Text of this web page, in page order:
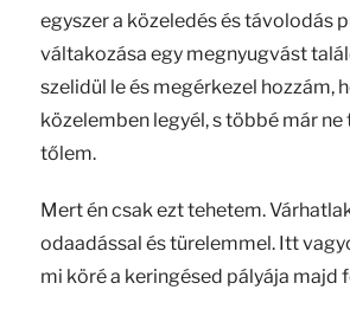
egyszer a közeledés és távolodás
váltakozása egy megnyugvást
szelidül le és megérkezel hozzám,
közelemben legyél, s többé már
tőlem.
Mert én csak ezt tehetem.
odaadással és türelemmel. Itt
mi köré a keringésed pályája majd